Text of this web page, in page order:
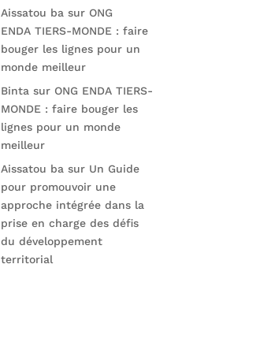
Aissatou ba sur ONG
ENDA TIERS-MONDE : faire
bouger les lignes pour un
monde meilleur
Binta sur ONG ENDA TIERS-
MONDE : faire bouger les
lignes pour un monde
meilleur
Aissatou ba sur Un Guide
pour promouvoir une
approche intégrée dans la
prise en charge des défis
du développement
territorial